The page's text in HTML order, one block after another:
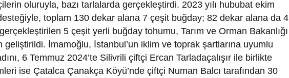
oluruyla, bazı tarlalarda gerçekleştirdi. 2023 yılı hububat ekim
toplam 130 dekar alana 7 çeşit buğday; 82 dekar alana da 4
5 çeşit yerli buğday tohumu, Tarım ve Orman Bakanlığı
geliştirildi. İmamoğlu, İstanbul’un iklim ve toprak şartlarına uyumlu
6 Temmuz 2024’te Silivrili çiftçi Ercan Tarladaçalışır ile birlikte
ise Çatalca Çanakça Köyü’nde çiftçi Numan Balcı tarafından 30